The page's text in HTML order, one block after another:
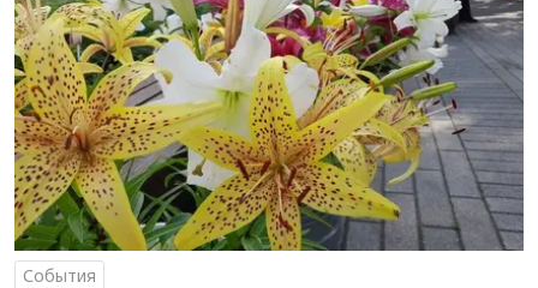
События